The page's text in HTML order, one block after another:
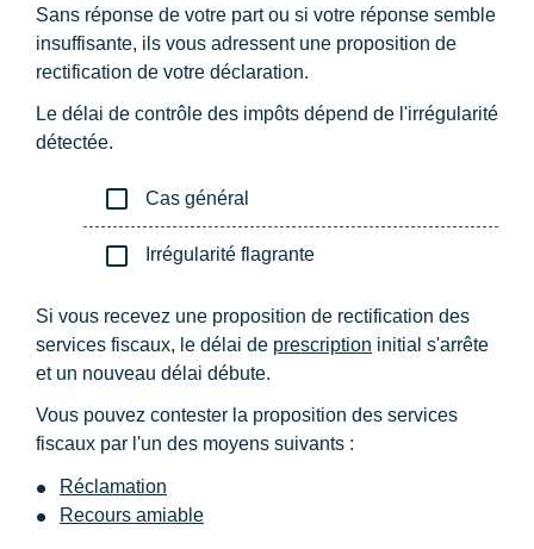
Sans réponse de votre part ou si votre réponse semble
insuffisante, ils vous adressent une proposition de
rectification de votre déclaration.
Le délai de contrôle des impôts dépend de l'irrégularité
détectée.
check_box_outline_blank Cas général
check_box_outline_blank Irrégularité flagrante
Si vous recevez une proposition de rectification des
services fiscaux, le délai de prescription initial s'arrête
et un nouveau délai débute.
Vous pouvez contester la proposition des services
fiscaux par l'un des moyens suivants :
Réclamation
Recours amiable